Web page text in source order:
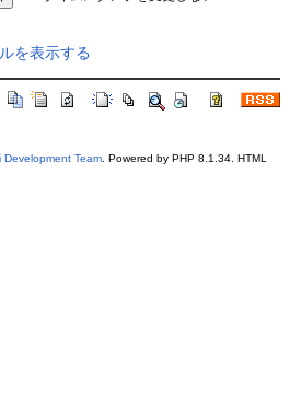
を表示する
Development Team. Powered by PHP 8.1.34. HTML